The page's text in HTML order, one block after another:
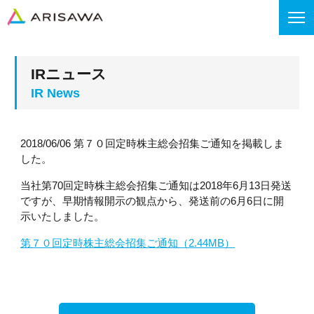
IRニュース
2018/06/06 第７０回定時株主総会招集ご通知を掲載しま
した。
当社第70回定時株主総会招集ご通知は2018年6月13日発送
ですが、早期情報開示の観点から、発送前の6月6日に開
示いたしました。
第７０回定時株主総会招集ご通知（2.44MB）